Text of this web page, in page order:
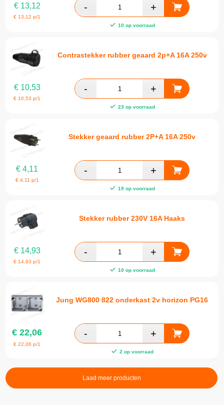
€13,12
€ 13,12 p/1
10 op voorraad
Contrastekker rubber geaard 2p+A 16A 250v
€10,53
€ 10,53 p/1
23 op voorraad
Stekker geaard rubber 2P+A 16A 250v
€ 4,11
€ 4,11 p/1
19 op voorraad
Stekker rubber 230V 16A Haaks
€14,93
€ 14,93 p/1
10 op voorraad
Jung WG800 822 onderkast 2v horizon PG16
€ 22,06
€22,06 p/1
2 op voorraad
Laad meer producten